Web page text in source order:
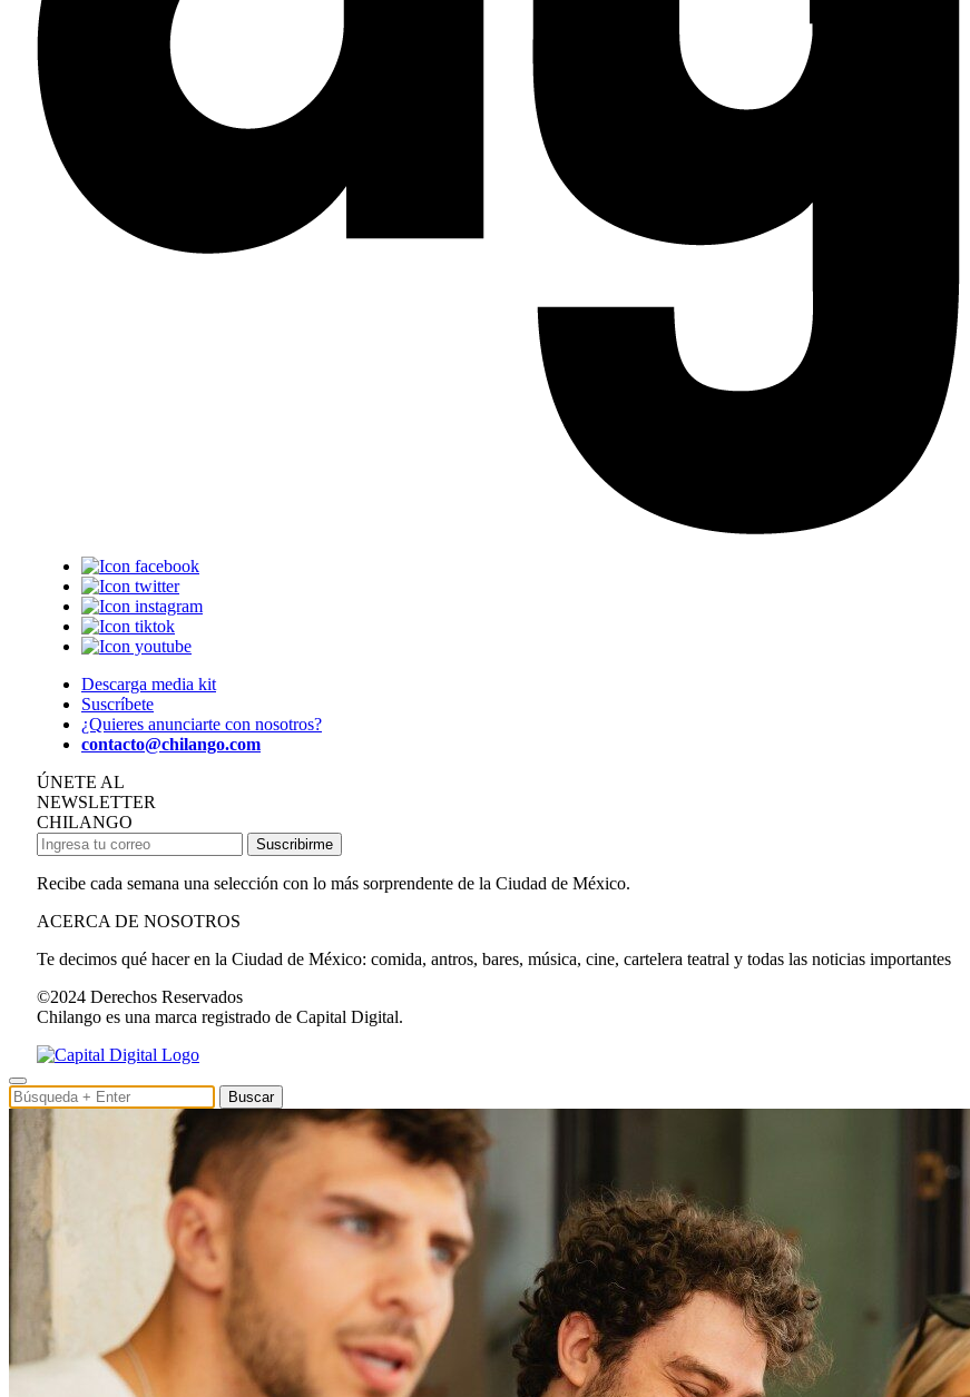
Descarga media kit
Suscríbete
¿Quieres anunciarte con nosotros?
contacto@chilango.com
ÚNETE AL
NEWSLETTER
CHILANGO
Suscribirme
Recibe cada semana una selección con lo más sorprendente de la Ciudad de México.
ACERCA DE NOSOTROS
Te decimos qué hacer en la Ciudad de México: comida, antros, bares, música, cine, cartelera teatral y todas las noticias importantes
©2024 Derechos Reservados
Chilango es una marca registrado de Capital Digital.
Buscar